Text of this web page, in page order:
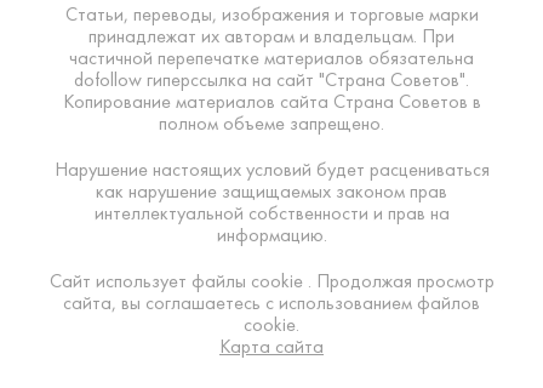
Статьи, переводы, изображения и торговые марки
принадлежат их авторам и владельцам. При
частичной перепечатке материалов обязательна
dofollow гиперссылка на сайт "Страна Советов".
Копирование материалов сайта Страна Советов в
полном объеме запрещено.
Нарушение настоящих условий будет расцениваться
как нарушение защищаемых законом прав
интеллектуальной собственности и прав на
информацию.
Сайт использует файлы cookie . Продолжая просмотр
сайта, вы соглашаетесь с использованием файлов
cookie.
Карта сайта